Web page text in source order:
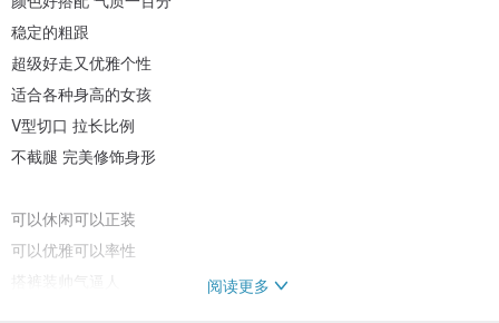
稳定的粗跟
超级好走又优雅个性
适合各种身高的女孩
V型切口 拉长比例
不截腿 完美修饰身形
可以休闲可以正装
可以优雅可以率性
阅读更多